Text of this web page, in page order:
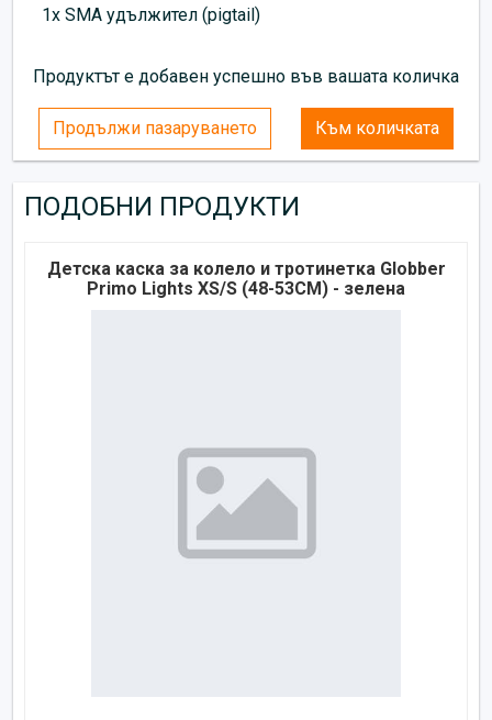
1x SMA удължител (pigtail)
Продуктът е добавен успешно във вашата количка
Продължи пазаруването Към количката
ПОДОБНИ ПРОДУКТИ
Детска каска за колело и тротинетка Globber
Primo Lights XS/S (48-53CM) - зелена